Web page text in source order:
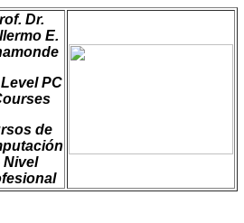
Dr.
E.
PC
de
Nivel